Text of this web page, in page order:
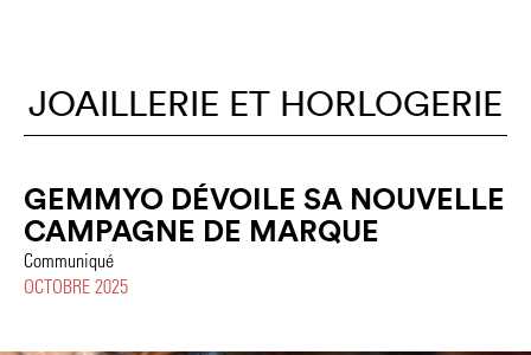
JOAILLERIE ET HORLOGERIE
GEMMYO DÉVOILE SA NOUVELLE
CAMPAGNE DE MARQUE
Communiqué
OCTOBRE 2025